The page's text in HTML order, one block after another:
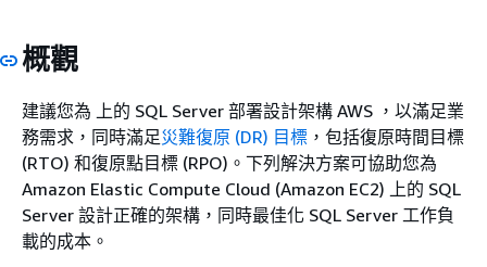
概觀
建議您為 上的 SQL Server 部署設計架構 AWS ，以滿足業
務需求，同時滿足災難復原 (DR) 目標 ，包括復原時間目標
(RTO) 和復原點目標 (RPO)。下列解決方案可協助您為
Amazon Elastic Compute Cloud (Amazon EC2) 上的 SQL
Server 設計正確的架構，同時最佳化 SQL Server 工作負
載的成本。